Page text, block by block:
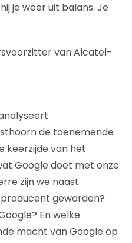
je weer uit balans. Je
van Alcatel-
de toenemende
keerzijde van het
Google doet met onze
zijn we naast
geworden?
En welke
macht van Google op